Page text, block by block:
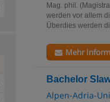
Mag. phil.
werden vor allem
Überdies werden
Mehr
Bachelor
Alpen-Adria-